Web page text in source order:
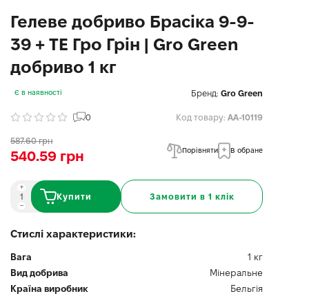
Гелеве добриво Брасіка 9-9-
39 + ТЕ Гро Грін | Gro Green
добриво 1 кг
Є в наявності Бренд: Gro Green
0 Код товару: AA-10119
587.60 грн
540.59 грн Порівняти В обране
Купити Замовити в 1 клік
Стислі характеристики:
Вага
1 кг
Вид добрива
Мінеральне
Країна виробник
Бельгія